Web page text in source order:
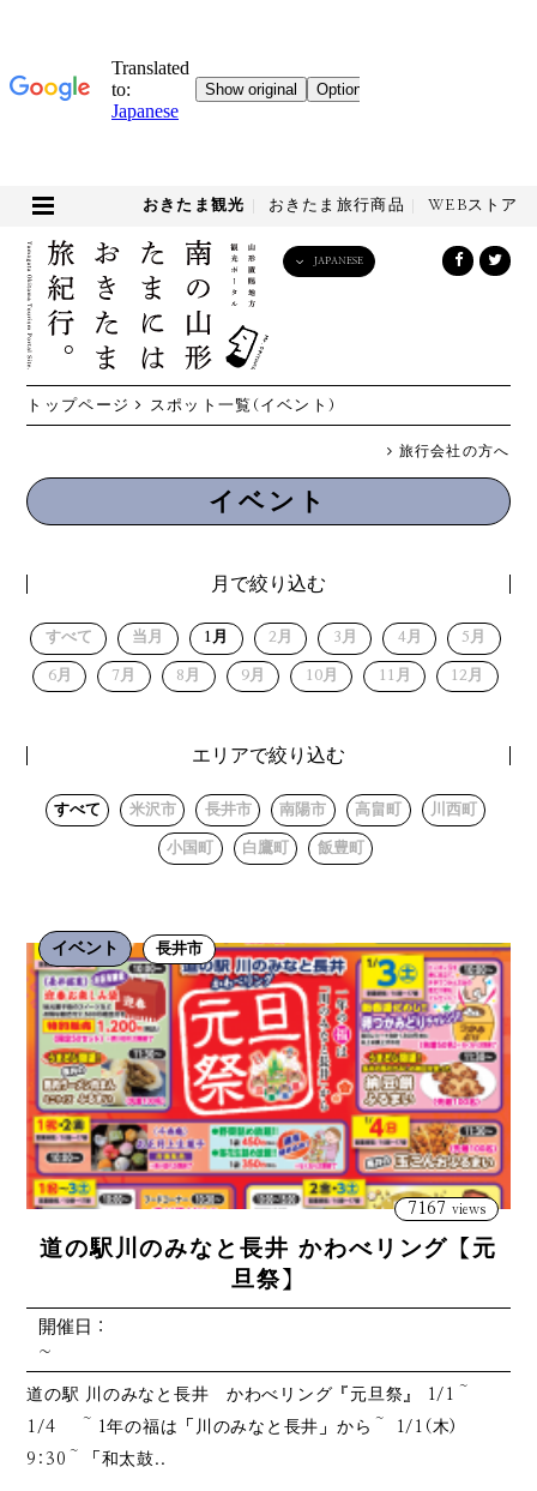
おきたま観光 おきたま旅行商品 WEBストア
JAPANESE
トップページ スポット一覧(イベント)
旅行会社の方へ
イベント
月で絞り込む
すべて 当月 1月 2月 3月 4月 5月
6月 7月 8月 9月 10月 11月 12月
エリアで絞り込む
すべて 米沢市 長井市 南陽市 高畠町 川西町
小国町 白鷹町 飯豊町
イベント 長井市
7167 views
道の駅川のみなと長井 かわべリング【元
旦祭】
開催日：
~
道の駅 川のみなと長井 かわべリング『元旦祭』 1/1～
1/4 ～1年の福は「川のみなと長井」から～ 1/1(木)
9:30～「和太鼓..